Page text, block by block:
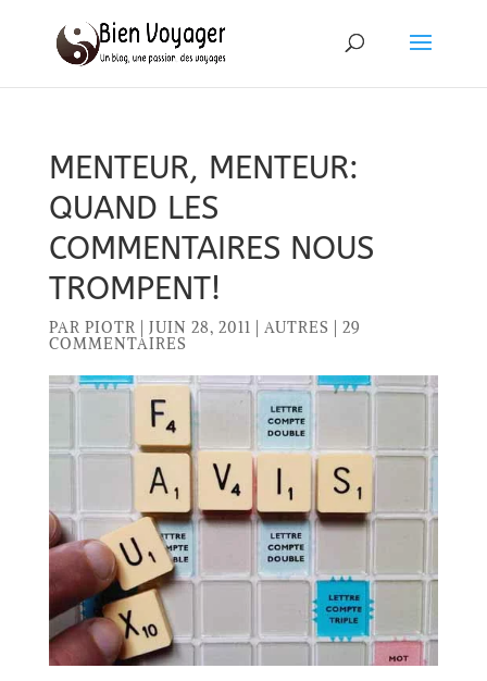
MENTEUR, MENTEUR:
QUAND LES
COMMENTAIRES NOUS
TROMPENT!
PAR PIOTR JUIN 28, 2011 AUTRES
29
COMMENTAIRES